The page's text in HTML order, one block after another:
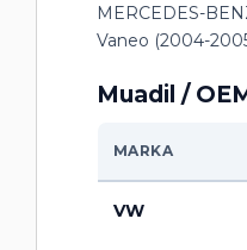
MERCEDES-
Vaneo (2004-
Muadil /
MARKA
VW